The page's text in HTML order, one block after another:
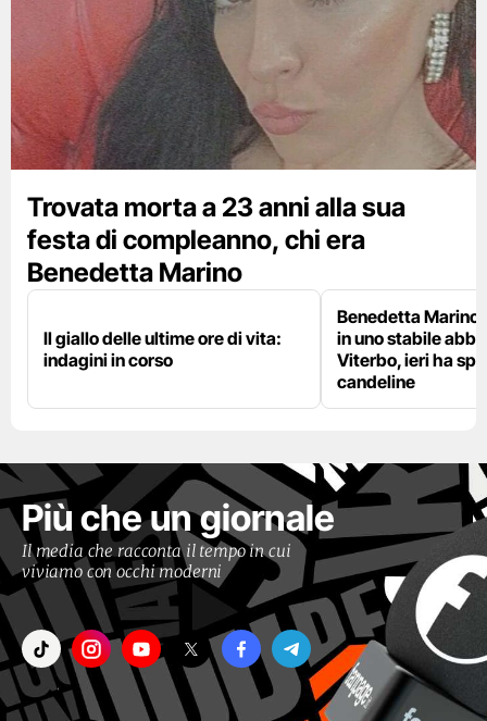
Trovata morta a 23 anni alla sua
festa di compleanno, chi era
Benedetta Marino
Il giallo delle ultime ore di vita:
indagini in corso
Benedetta Marino
in uno stabile
Viterbo, ieri ha
candeline
Più che un giornale
Il media che racconta il tempo in cui
viviamo con occhi moderni